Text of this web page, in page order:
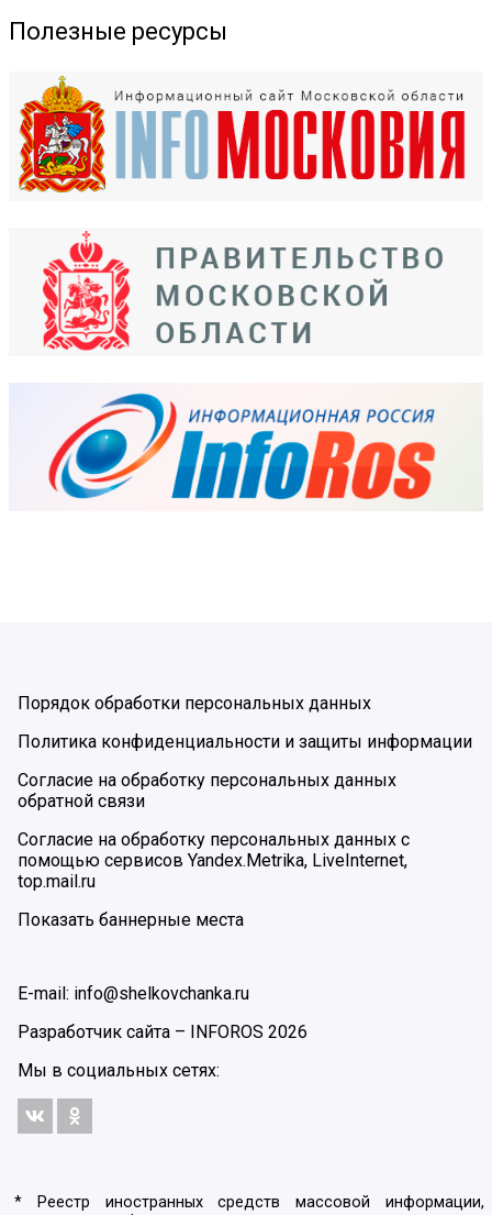
Полезные ресурсы
Порядок обработки персональных данных
Политика конфиденциальности и защиты информации
Согласие на обработку персональных данных
обратной связи
Согласие на обработку персональных данных с
помощью сервисов Yandex.Metrika, LiveInternet,
top.mail.ru
Показать баннерные места
E-mail: info@shelkovchanka.ru
Разработчик сайта –
INFOROS 2026
Мы в социальных сетях:
* Реестр иностранных средств массовой информации,